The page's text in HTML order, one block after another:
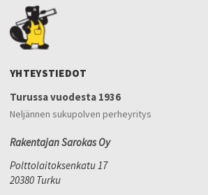
YHTEYSTIEDOT
Turussa vuodesta 1936
Neljännen sukupolven perheyritys
Rakentajan Sarokas Oy
Polttolaitoksenkatu 17
20380 Turku